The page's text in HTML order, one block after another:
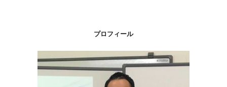
プロフィール